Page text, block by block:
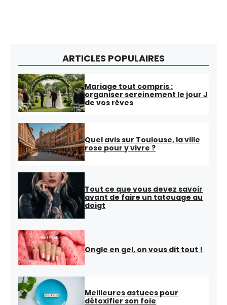
ARTICLES POPULAIRES
Mariage tout compris :
organiser sereinement le jour J
de vos rêves
Quel avis sur Toulouse, la ville
rose pour y vivre ?
Tout ce que vous devez savoir
avant de faire un tatouage au
doigt
Ongle en gel, on vous dit tout !
Meilleures astuces pour
détoxifier son foie